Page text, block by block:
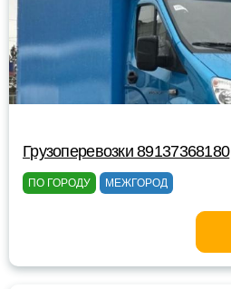
Грузоперевозки 89137368180
ПО ГОРОДУ МЕЖГОРОД